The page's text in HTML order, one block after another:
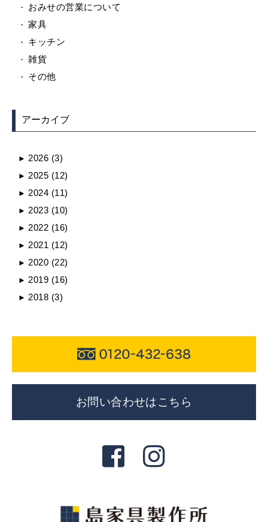
おみせの営業について
家具
キッチン
雑貨
その他
アーカイブ
► 2026 (3)
► 2025 (12)
► 2024 (11)
► 2023 (10)
► 2022 (16)
► 2021 (12)
► 2020 (22)
► 2019 (16)
► 2018 (3)
お問い合わせはこちら